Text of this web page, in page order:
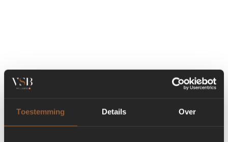
Toestemming Details Over